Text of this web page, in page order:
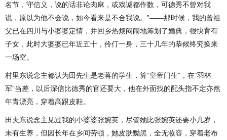
名节，守信义，说的话非论肉麻，或戏谑都作数，可德秀不曾对我
说，原以为他不会说，如今看来是不合我说。”——那时候，我的曾祖
父已在四川与小婆婆定情，并回乡热烦闷闹地筹划了婚典，很快育有
子女，此时大婆婆已年近五十，伶仃一身，三十几年的恭候终究换来
一场空。
村里东说念主都认为田先生是老蒋的学生，算“皇帝门生”，在“羽林
军”当差，以后深信比德秀的官还要大，他在外面找的配头指不定亦然
年青漂亮，穿着高跟皮鞋。
田夫东说念主见过我的小婆婆张婉英，尽管她比张婉英还要小几岁，
未有生养，但因长年在乡间劳顿，她皮肤黝黑，全无妆容，穿着老布